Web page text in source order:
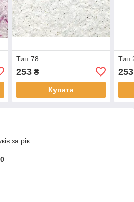
Тип 78
253₴
Купити
Тип
253
за рік